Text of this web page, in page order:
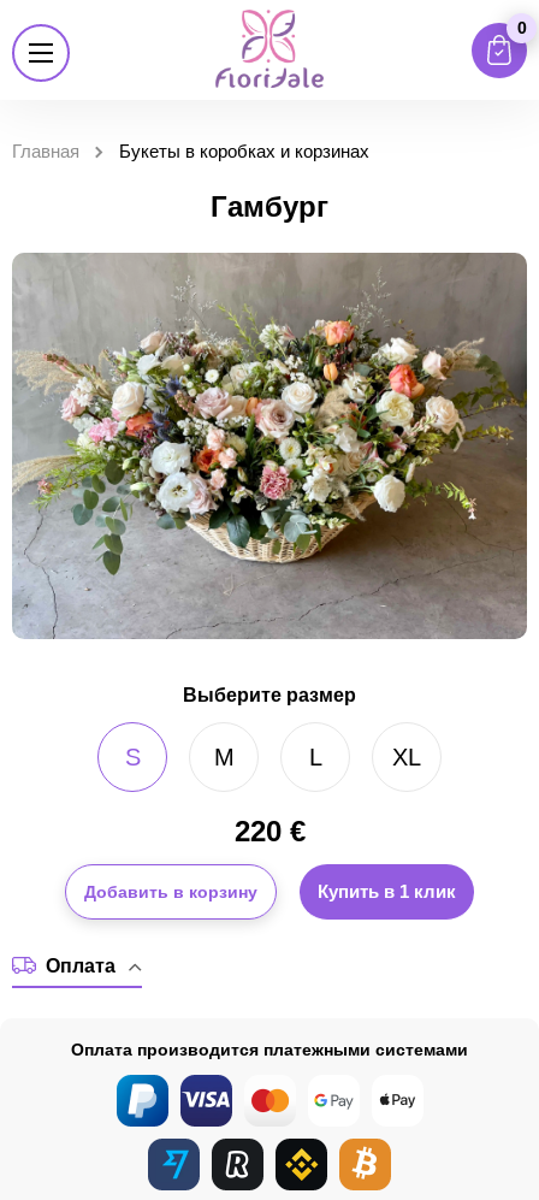
0
Главная Букеты в коробках и корзинах
Гамбург
Выберите размер
S M L XL
220€
Добавить в корзину Купить в 1 клик
Оплата
Оплата производится платежными системами